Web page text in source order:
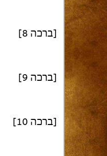
[ברכה 8]
[ברכה 9]
[ברכה 10]